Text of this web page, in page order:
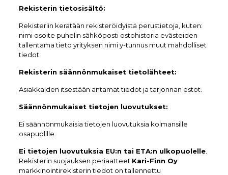
Rekisterin tietosisältö:
Rekisteriin kerätään rekisteröidyistä perustietoja, kuten:
nimi osoite puhelin sähköposti ostohistoria evästeiden
tallentama tieto yrityksen nimi y-tunnus muut mahdolliset
tiedot.
Rekisterin säännönmukaiset tietolähteet:
Asiakkaiden itsestään antamat tiedot ja tarjonnan estot.
Säännönmukaiset tietojen luovutukset:
Ei säännönmukaisia tietojen luovutuksia kolmansille
osapuolille.
Ei tietojen luovutuksia EU:n tai ETA:n ulkopuolelle.
Rekisterin suojauksen periaatteet Kari-Finn Oy
markkinointirekisterin tiedot on tallennettu